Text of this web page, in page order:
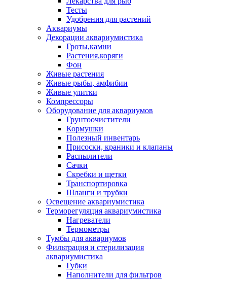
Тесты
Удобрения для растений
Аквариумы
Декорации аквариумистика
Гроты,камни
Растения,коряги
Фон
Живые растения
Живые рыбы, амфибии
Живые улитки
Компрессоры
Оборудование для аквариумов
Грунтоочистители
Кормушки
Полезный инвентарь
Присоски, краники и клапаны
Распылители
Сачки
Скребки и щетки
Транспортировка
Шланги и трубки
Освещение аквариумистика
Терморегуляция аквариумистика
Нагреватели
Термометры
Тумбы для аквариумов
Фильтрация и стерилизация
аквариумистика
Губки
Наполнители для фильтров